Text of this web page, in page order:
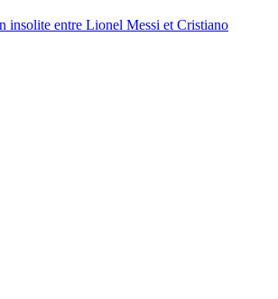
insolite entre Lionel Messi et Cristiano